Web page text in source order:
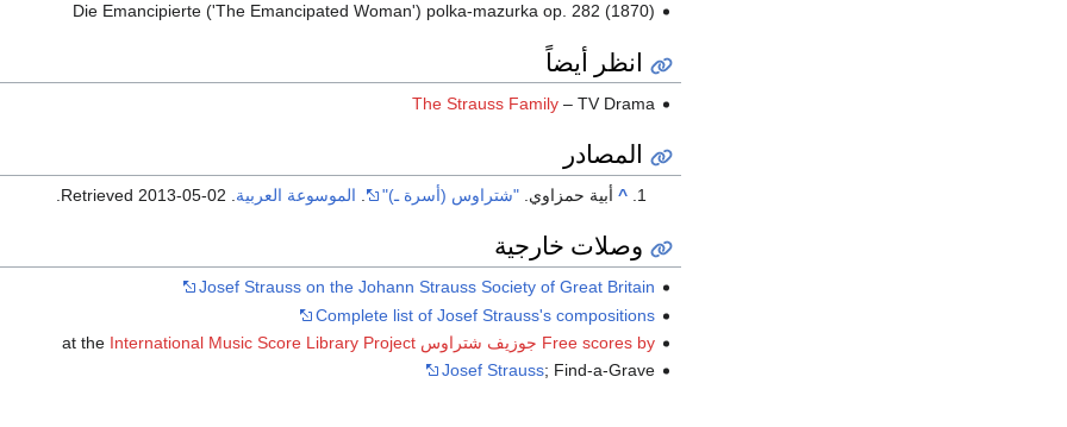
Die Emancipierte ('The Emancipated Woman') polka-mazurka op. 282 (1870)
انظر أيضاً
The Strauss Family– TV Drama
المصادر
^ أبية حمزاوي. "شتراوس (أسرة ـ)" الموسوعة العربية 2013-05-02
وصلات خارجية
Josef Strauss on the Johann Strauss Society of Great Britain
Complete list of Josef Strauss's compositions
Free scores by جوزيف شتراوس
at the
International Music Score Library Project
Josef Strauss; Find-a-Grave